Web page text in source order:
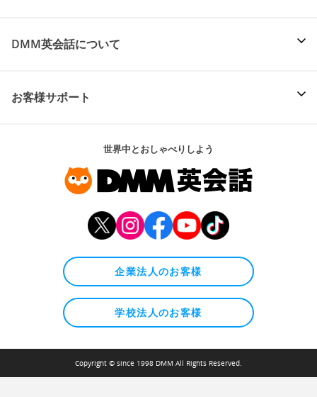
DMM英会話について
お客様サポート
世界中とおしゃべりしよう
企業法人のお客様
学校法人のお客様
Copyright © since 1998 DMM All Rights Reserved.